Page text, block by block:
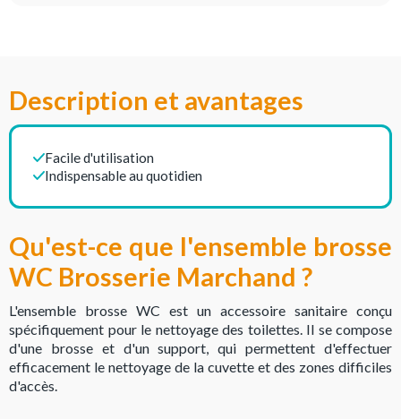
Description et avantages
Facile d'utilisation
Indispensable au quotidien
Qu'est-ce que l'ensemble brosse
WC Brosserie Marchand ?
L'ensemble brosse WC est un accessoire sanitaire conçu
spécifiquement pour le nettoyage des toilettes. Il se compose
d'une brosse et d'un support, qui permettent d'effectuer
efficacement le nettoyage de la cuvette et des zones difficiles
d'accès.